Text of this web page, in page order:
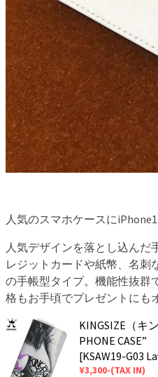
人気のスマホケースに
人気デザインを落とし込んだ
レジットカードや紙幣、名刺
の手帳型タイプ。機能性抜群
格もお手頃でプレゼントにも
KINGSIZE（キ
PHONE CASE”
[KSAW19-G03
¥3,300-(TAX IN)